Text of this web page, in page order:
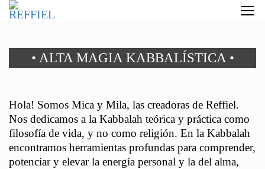
• ALTA MAGIA KABBALÍSTICA •
Hola! Somos Mica y Mila, las creadoras de Reffiel.
Nos dedicamos a la Kabbalah teórica y práctica como
filosofía de vida, y no como religión. En la Kabbalah
encontramos herramientas profundas para comprender,
potenciar y elevar la energía personal y la del alma,